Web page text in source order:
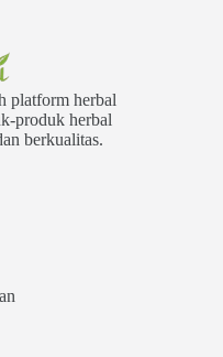
platform herbal
produk herbal
berkualitas.